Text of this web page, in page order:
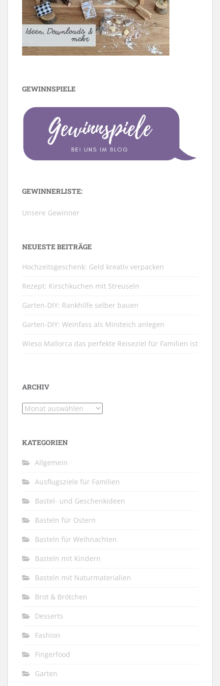
GEWINNSPIELE
GEWINNERLISTE:
Unsere Gewinner
NEUESTE BEITRÄGE
Hochzeitsgeschenk: Geld kreativ verpacken
Rezept: Kirschkuchen mit Streuseln
Garten-DIY: Rankhilfe selber bauen
Garten-DIY: Weinfass als Miniteich anlegen
Wieso Mallorca das perfekte Reiseziel für Familien ist
ARCHIV
Archiv
KATEGORIEN
Allgemein
Ausflugsziele für Familien
Bastel- und Geschenkideen
Basteln für Ostern
Basteln für Weihnachten
Basteln mit Kindern
Basteln mit Naturmaterialien
Brot & Brötchen
Desserts
Fashion
Fingerfood
Garten